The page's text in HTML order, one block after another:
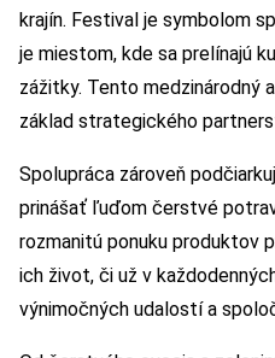
krajín. Festival je symbolom
je miestom, kde sa prelínajú
zážitky. Tento medzinárodný
základ strategického
Spolupráca zároveň
prinášať ľuďom čerstvé
rozmanitú ponuku produktov
ich život, či už v
výnimočných udalostí a